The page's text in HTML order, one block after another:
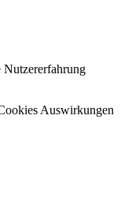
Nutzererfahrung
Auswirkungen